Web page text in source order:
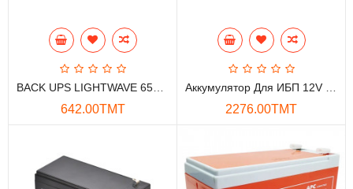
Компьютерные аксесуары
Принтера
Накопители данных
Безопасность и охрана
642.00TMT 2276.00TMT